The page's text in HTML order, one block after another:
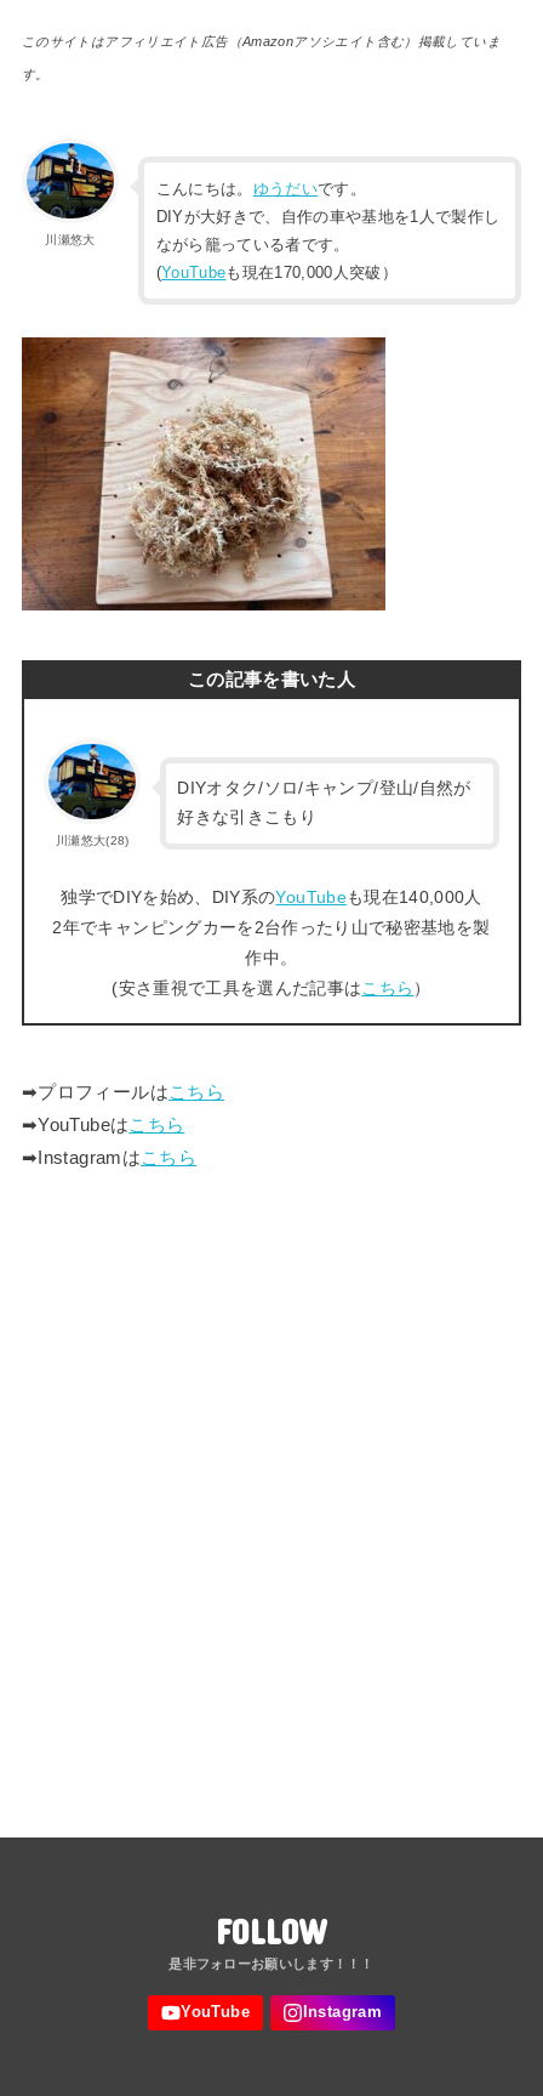
このサイトはアフィリエイト広告（Amazonアソシエイト含む）掲載していま
す。
川瀬悠大
こんにちは。 ゆうだいです。
DIYが大好きで、自作の車や基地を1人で製作し
ながら籠っている者です。
(YouTubeも現在170,000人突破）
この記事を書いた人
川瀬悠大(28)
DIYオタク/ソロ/キャンプ/登山/自然が
好きな引きこもり
独学でDIYを始め、DIY系のYouTubeも現在140,000人
2年でキャンピングカーを2台作ったり山で秘密基地を製
作中。
(安さ重視で工具を選んだ記事はこちら ）
➡︎プロフィールはこちら
➡︎YouTubeはこちら
➡︎Instagramはこちら
FOLLOW